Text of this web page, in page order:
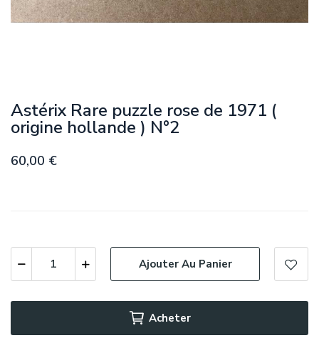
Astérix Rare puzzle rose de 1971 (
origine hollande ) N°2
60,00 €
Ajouter Au Panier
Acheter